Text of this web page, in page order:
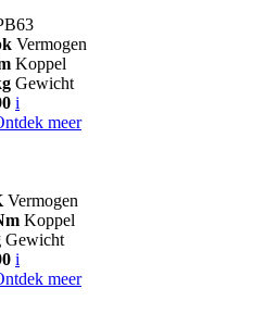
Vermogen
Koppel
Gewicht
i
meer
Vermogen
Koppel
Gewicht
i
meer